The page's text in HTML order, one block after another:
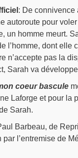
: De connivence
autoroute pour
un homme meurt.
l’homme, dont elle
n’accepte pas la
Sarah va
coeur bascule
Laforge et pour la
Sarah.
Barbeau, de
par l’entremise de